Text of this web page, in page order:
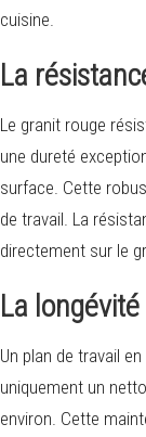
cuisine.
La
Le granit rouge
une dureté
surface. Cette
de travail. La
directement sur le
La
Un plan de travail
uniquement un
environ. Cette